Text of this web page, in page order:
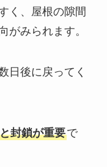
く、屋根の隙間
がみられます。
日後に戻ってく
封鎖が重要で